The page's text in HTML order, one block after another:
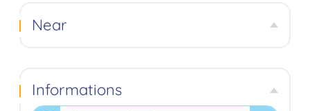
Near
Informations